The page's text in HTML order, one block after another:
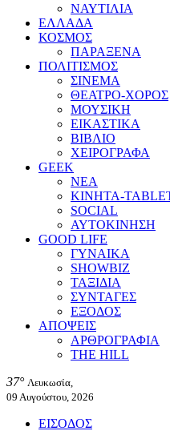
ΝΑΥΤΙΛΙΑ
ΕΛΛΑΔΑ
ΚΟΣΜΟΣ
ΠΑΡΑΞΕΝΑ
ΠΟΛΙΤΙΣΜΟΣ
ΣΙΝΕΜΑ
ΘΕΑΤΡΟ-ΧΟΡΟΣ
ΜΟΥΣΙΚΗ
ΕΙΚΑΣΤΙΚΑ
ΒΙΒΛΙΟ
ΧΕΙΡΟΓΡΑΦΑ
GEEK
ΝΕΑ
ΚΙΝΗΤΑ-
SOCIAL
ΑΥΤΟΚΙΝΗΣΗ
GOOD LIFE
ΓΥΝΑΙΚΑ
SHOWBIZ
ΤΑΞΙΔΙΑ
ΣΥΝΤΑΓΕΣ
ΕΞΟΔΟΣ
ΑΠΟΨΕΙΣ
ΑΡΘΡΟΓΡΑΦΙΑ
THE HILL
37° Λευκωσία,
09 Αυγούστου, 2026
ΕΙΣΟΔΟΣ